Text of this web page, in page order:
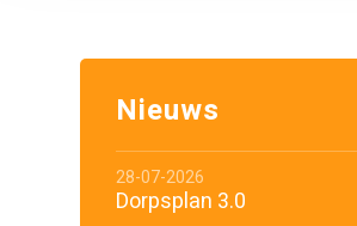
Nieuws
28-07-2026
Dorpsplan 3.0